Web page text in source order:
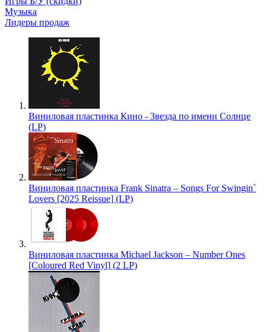
Музыка
Лидеры продаж
Виниловая пластинка Кино - Звезда по имени Солнце
(LP)
Виниловая пластинка Frank Sinatra – Songs For Swingin`
Lovers [2025 Reissue] (LP)
Виниловая пластинка Michael Jackson – Number Ones
[Coloured Red Vinyl] (2 LP)